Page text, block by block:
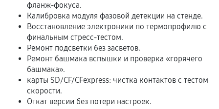
В некоторых случаях возможно оформление
расширенной гарантии. Стоимость, сроки и
условия продления согласовываются отдельно и
фиксируются в документах.
Когда гарантия не действует
Нарушение правил эксплуатации,
фланж-фокуса.
Калибровка модуля фазовой детекции на стенде.
Восстановление электроники по термопрофилю с
финальным стресс-тестом.
Ремонт подсветки без засветов.
Ремонт башмака вспышки и проверка «горячего
башмака».
карты SD/CF/CFexpress: чистка контактов с тестом
скорости.
Откат версии без потери настроек.